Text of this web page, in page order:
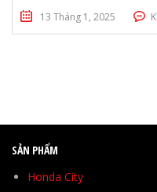
13 Tháng 1, 2025
SẢN PHẨM
Honda City